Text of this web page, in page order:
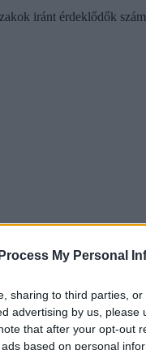
My Personal
sharing to third parties,
advertising by us, please
that after your opt-out
based on personal
iránt érdeklődők